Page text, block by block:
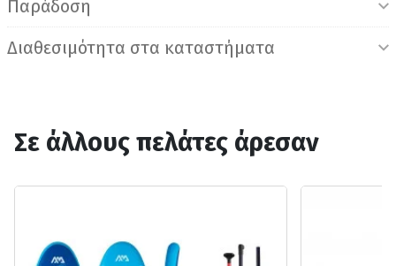
Παράδοση
Διαθεσιμότητα στα καταστήματα
Σε άλλους πελάτες άρεσαν